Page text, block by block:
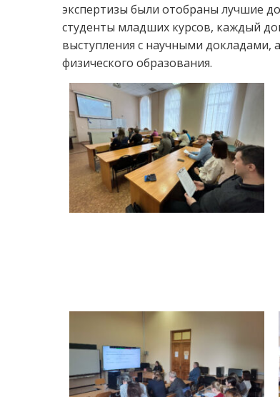
экспертизы были отобраны лучшие
студенты младших курсов, каждый
выступления с научными докладами,
физического образования.